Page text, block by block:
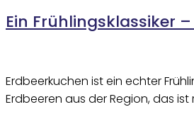
Ein Frühlingsklassiker
Erdbeerkuchen ist ein echter
Erdbeeren aus der Region, das